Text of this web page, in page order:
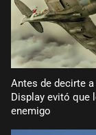
Antes de decirte
Display evitó que
enemigo